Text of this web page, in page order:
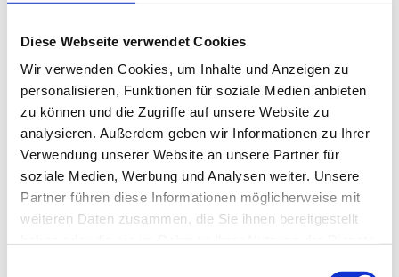
Diese Webseite verwendet Cookies
Wir verwenden Cookies, um Inhalte und Anzeigen zu
personalisieren, Funktionen für soziale Medien anbieten
zu können und die Zugriffe auf unsere Website zu
analysieren. Außerdem geben wir Informationen zu Ihrer
Verwendung unserer Website an unsere Partner für
soziale Medien, Werbung und Analysen weiter. Unsere
Partner führen diese Informationen möglicherweise mit
weiteren Daten zusammen, die Sie ihnen bereitgestellt